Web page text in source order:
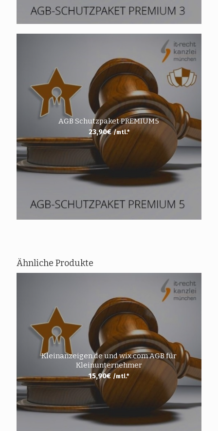
AGB Schutzpaket PREMIUM5
23,90€ /mtl.*
Ähnliche Produkte
Kleinanzeigen.de und wix.com AGB für
Kleinunternehmer
15,90€ /mtl.*